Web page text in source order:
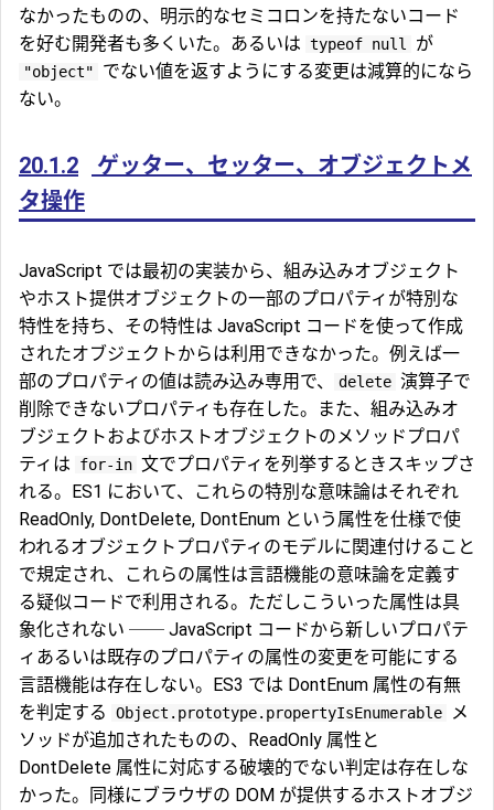
なかったものの、明示的なセミコロンを持たないコード
を好む開発者も多くいた。あるいは typeof null が
"object"
でない値を返すようにする変更は減算的になら
ない。
20.1.2
ゲッター、セッター、オブジェクトメ
タ操作
JavaScript では最初の実装から、組み込みオブジェクト
やホスト提供オブジェクトの一部のプロパティが特別な
特性を持ち、その特性は JavaScript コードを使って作成
されたオブジェクトからは利用できなかった。例えば一
部のプロパティの値は読み込み専用で、
delete 演算子で
削除できないプロパティも存在した。また、組み込みオ
ブジェクトおよびホストオブジェクトのメソッドプロパ
ティは
for-in 文でプロパティを列挙するときスキップさ
れる。ES1 において、これらの特別な意味論はそれぞれ
ReadOnly, DontDelete, DontEnum という属性を仕様で使
われるオブジェクトプロパティのモデルに関連付けること
で規定され、これらの属性は言語機能の意味論を定義す
る疑似コードで利用される。ただしこういった属性は具
象化されない ── JavaScript コードから新しいプロパテ
ィあるいは既存のプロパティの属性の変更を可能にする
言語機能は存在しない。ES3 では DontEnum 属性の有無
を判定する
Object.prototype.propertyIsEnumerable
メ
ソッドが追加されたものの、ReadOnly 属性と
DontDelete 属性に対応する破壊的でない判定は存在しな
かった。同様にブラウザの DOM が提供するホストオブジ